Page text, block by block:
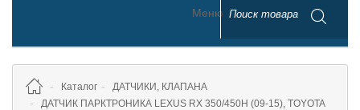
Меню
Каталог
ДАТЧИКИ, КЛАПАНА
ДАТЧИК ПАРКТРОНИКА LEXUS RX 350/450H (09-15), TOYOTA